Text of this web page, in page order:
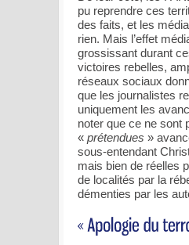
pu reprendre ces
des faits, et les
rien. Mais l’effet
grossissant durant
victoires rebelles,
réseaux sociaux
que les journalistes
uniquement les
noter que ce ne sont
« prétendues »
sous-entendant
mais bien de réelles
de localités par la
démenties par les